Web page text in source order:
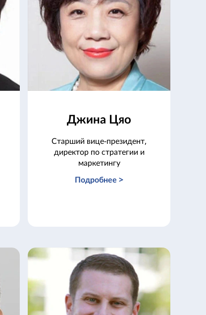
Джина Цяо
Старший вице-президент,
директор по стратегии и
маркетингу
Подробнее >